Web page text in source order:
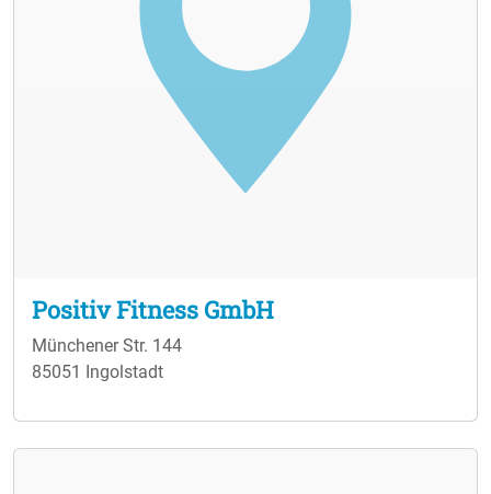
Positiv Fitness GmbH
Münchener Str. 144
85051 Ingolstadt